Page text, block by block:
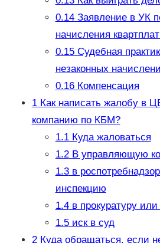
0.14Заявление в УК
начисления
0.15Судебная
незаконных
0.16Компенсация
1Как написать жалобу в
компанию по КБМ?
1.1Куда жаловаться
1.2В управляющую
1.3в
инспекцию
1.4в прокуратуру
1.5иск в суд
2Куда обращаться, если